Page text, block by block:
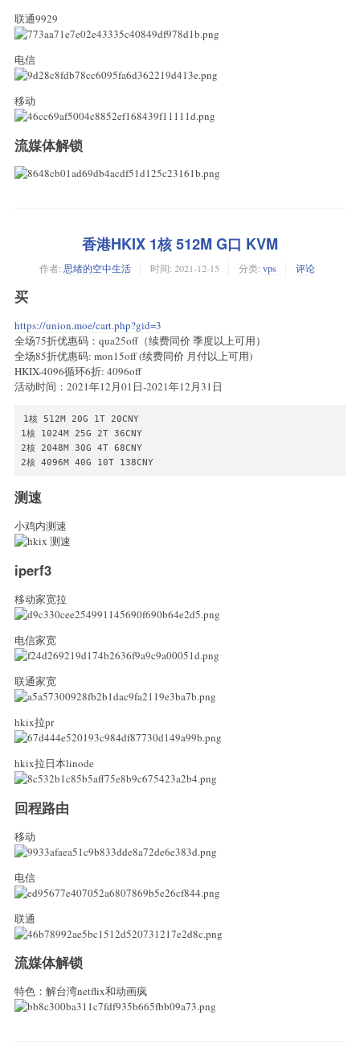
联通9929
电信
移动
流媒体解锁
香港HKIX 1核 512M G口 KVM
作者: 思绪的空中生活 时间: 2021-12-15 分类: vps 评论
买
https://union.moe/cart.php?gid=3
全场75折优惠码：qua25off（续费同价 季度以上可用）
全场85折优惠码: mon15off (续费同价 月付以上可用)
HKIX-4096循环6折: 4096off
活动时间：2021年12月01日-2021年12月31日
1核 512M 20G 1T 20CNY
1核 1024M 25G 2T 36CNY
2核 2048M 30G 4T 68CNY
2核 4096M 40G 10T 138CNY
测速
小鸡内测速
iperf3
移动家宽拉
电信家宽
联通家宽
hkix拉pr
hkix拉日本linode
回程路由
移动
电信
联通
流媒体解锁
特色：解台湾netflix和动画疯